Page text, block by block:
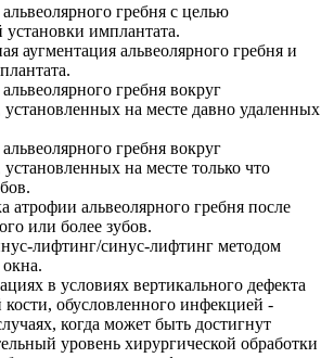
гребня с целью
имплантата.
аугментация альвеолярного гребня и
гребня вокруг
на месте давно удаленных
гребня вокруг
на месте только что
атрофии альвеолярного гребня после
или более зубов.
лифтинг/синус-лифтинг методом
окна.
в условиях вертикального дефекта
кости, обусловленного инфекцией -
когда может быть достигнут
уровень хирургической обработки